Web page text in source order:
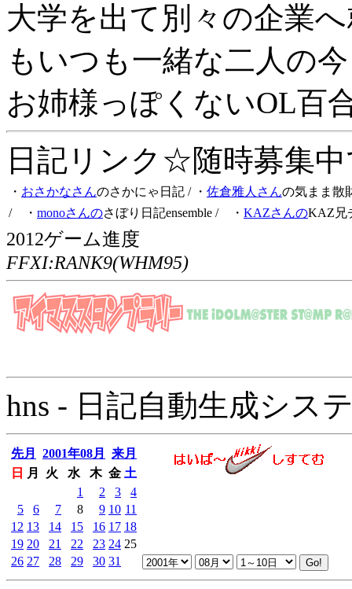
大学を出て別々の企業
もいつも一緒な二人の
お姉様っぽくないOL百
日記リンク☆随時募集
・ おさかなさんのさかにゃ日記 / ・ 佐倉雅人さんの気まま散
/ ・ monoさんのさぼり日記ensemble / ・ KAZさんのKAZ兄
2012ゲーム進度
FFXI:RANK9(WHM95)
hns - 日記自動生成シス
先月 2001年08月
来月
日
月 火 水 木 金 土
1
2 3
4
5
6 7 8 9 10 11
12 13 14 15 16 17 18
19 20 21 22 23 24 25
26 27 28 29 30 31